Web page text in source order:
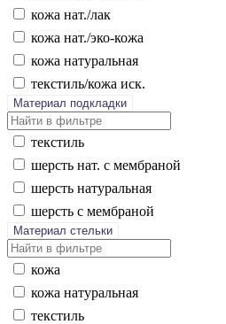
ко­жа нат./лак
ко­жа нат./эко-ко­жа
ко­жа на­тураль­ная
текс­тиль/ко­жа иск.
Материал подкладки
текс­тиль
шерсть нат. с мемб­ра­ной
шерсть на­тураль­ная
шерсть с мемб­ра­ной
Материал стельки
ко­жа
ко­жа на­тураль­ная
текс­тиль